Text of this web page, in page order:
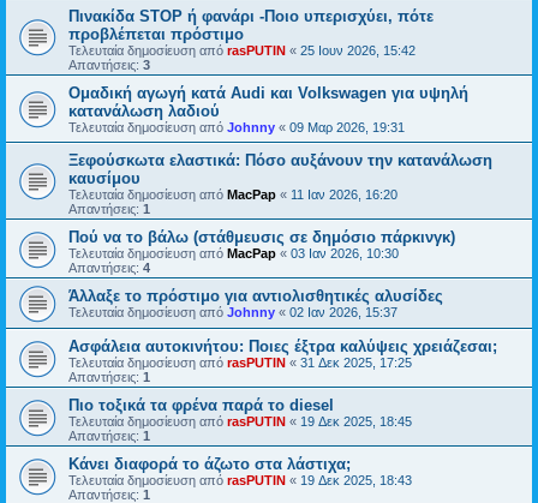
Πινακίδα STOP ή φανάρι -Ποιο υπερισχύει, πότε
προβλέπεται πρόστιμο
Τελευταία δημοσίευση από rasPUTIN « 25 Ιουν 2026, 15:42
Απαντήσεις: 3
Ομαδική αγωγή κατά Audi και Volkswagen για υψηλή
κατανάλωση λαδιού
Τελευταία δημοσίευση από Johnny « 09 Μαρ 2026, 19:31
Ξεφούσκωτα ελαστικά: Πόσο αυξάνουν την κατανάλωση
καυσίμου
Τελευταία δημοσίευση από MacPap « 11 Ιαν 2026, 16:20
Απαντήσεις: 1
Πού να το βάλω (στάθμευσις σε δημόσιο πάρκινγκ)
Τελευταία δημοσίευση από MacPap « 03 Ιαν 2026, 10:30
Απαντήσεις: 4
Άλλαξε το πρόστιμο για αντιολισθητικές αλυσίδες
Τελευταία δημοσίευση από Johnny « 02 Ιαν 2026, 15:37
Ασφάλεια αυτοκινήτου: Ποιες έξτρα καλύψεις χρειάζεσαι;
Τελευταία δημοσίευση από rasPUTIN « 31 Δεκ 2025, 17:25
Απαντήσεις: 1
Πιο τοξικά τα φρένα παρά το diesel
Τελευταία δημοσίευση από rasPUTIN « 19 Δεκ 2025, 18:45
Απαντήσεις: 1
Κάνει διαφορά το άζωτο στα λάστιχα;
Τελευταία δημοσίευση από rasPUTIN « 19 Δεκ 2025, 18:43
Απαντήσεις: 1